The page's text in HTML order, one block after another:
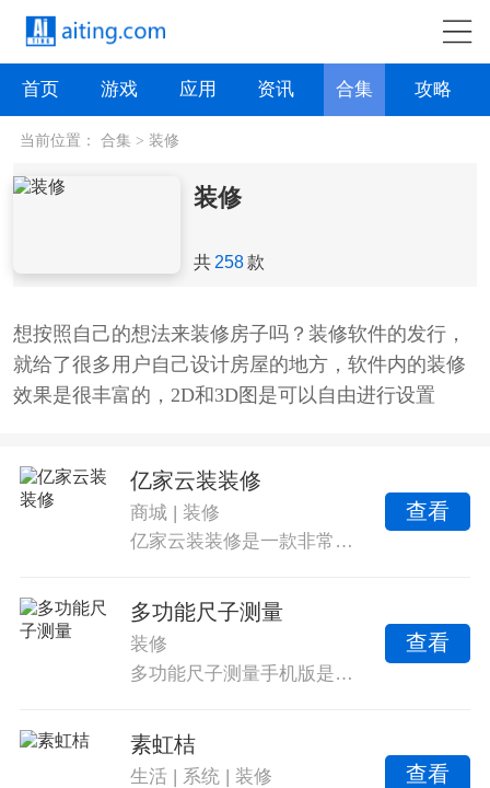
首页 游戏 应用 资讯 合集 攻略
当前位置： 合集 > 装修
装修
共 258款
想按照自己的想法来装修房子吗？装修软件的发行，
就给了很多用户自己设计房屋的地方，软件内的装修
效果是很丰富的，2D和3D图是可以自由进行设置
会针对你的设计稿，提出一些专业性的指导，全程零
收费，喜欢的不要错过。
亿家云装装修
商城 | 装修
亿家云装装修是一款非常实用的平台。家庭的装修对每一个家来说都非常重要，平台为用户提供了多种不同的装修方案与时装案例，让用户可以随时在这里做参考。软件拥有非常专业的设计师，能够在线为用户提供专业的设计服务。每天会为用户推出各种不同的装修风格和方案，用户可以随时查看这些精美的图片。平台还为用户提供了非常丰富的商品，用户可以随时在商城里购买所需的商品。
查看
多功能尺子测量
装修
多功能尺子测量手机版是一款实用的测量工具app。该应用集合了丰富的测量功能，提供角度、距离、尺子、量角器等多种功能，方便用户选择使用。内置指南针，方便用户确定方向，适用于户外导航或者需要辨别方向的场景。
查看
素虹桔
生活 | 系统 | 装修
查看